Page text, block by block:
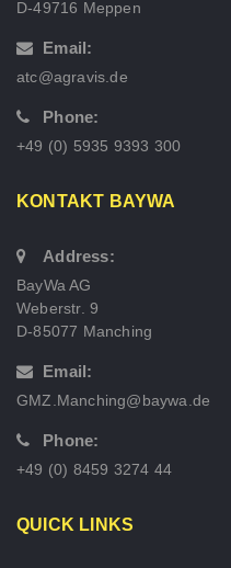
D-49716 Meppen
Email:
atc@agravis.de
Phone:
+49 (0) 5935 9393 300
KONTAKT BAYWA
Address:
BayWa AG
Weberstr. 9
D-85077 Manching
Email:
GMZ.Manching@baywa.de
Phone:
+49 (0) 8459 3274 44
QUICK LINKS